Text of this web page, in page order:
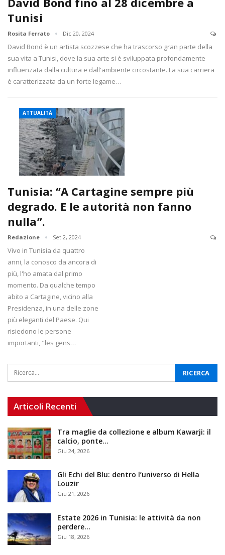
Tunisi
Rosita Ferrato Dic 20, 2024
David Bond è un artista scozzese che ha trascorso gran parte della
sua vita a Tunisi, dove la sua arte si è sviluppata profondamente
influenzata dalla cultura e dall'ambiente circostante. La sua carriera
è caratterizzata da un forte legame…
ATTUALITÀ
Tunisia: “A Cartagine sempre più
degrado. E le autorità non fanno
nulla”.
Redazione Set 2, 2024
Vivo in Tunisia da quattro
anni, la conosco da ancora di
più, l'ho amata dal primo
momento. Da qualche tempo
abito a Cartagine, vicino alla
Presidenza, in una delle zone
più eleganti del Paese. Qui
risiedono le persone
importanti, "les gens…
Articoli Recenti
Tra maglie da collezione e album Kawarji: il
calcio, ponte…
Giu 24, 2026
Gli Echi del Blu: dentro l’universo di Hella
Louzir
Giu 21, 2026
Estate 2026 in Tunisia: le attività da non
perdere…
Giu 18, 2026